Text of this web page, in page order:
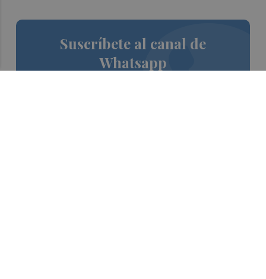
Suscríbete al canal de
Whatsapp